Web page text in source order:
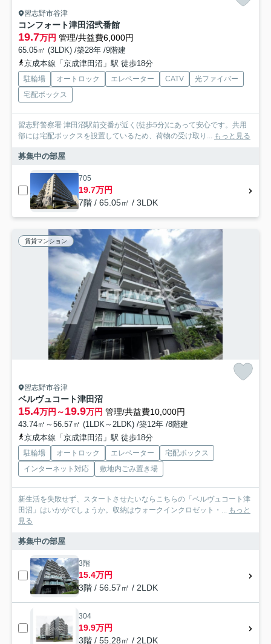
習志野市谷津
コンフォート津田沼弐番館
19.7万円 管理/共益費6,000円
65.05㎡ (3LDK) /築28年 /9階建
京成本線「京成津田沼」駅 徒歩18分
駐輪場 オートロック エレベーター CATV
光ファイバー
宅配ボックス
習志野警察署 津田沼駅前交番が近く(徒歩5分)にあって安心です。共用
部には宅配ボックスを設置しているため、荷物の受け取り...
もっと見る
募集中の部屋
705
19.7万円
7階 / 65.05㎡ / 3LDK
賃貸マンション
習志野市谷津
ベルヴュコート津田沼
15.4万円～19.9万円 管理/共益費10,000円
43.74㎡～56.57㎡ (1LDK～2LDK) /築12年 /8階建
京成本線「京成津田沼」駅 徒歩18分
駐輪場 オートロック エレベーター
宅配ボックス
インターネット対応
敷地内ごみ置き場
新生活を失敗せず、スタートさせたいならこちらの「ベルヴュコート津
田沼」はいかがでしょうか。収納はウォークインクロゼット・...
もっと
見る
募集中の部屋
3階
15.4万円
3階 / 56.57㎡ / 2LDK
304
19.9万円
3階 / 55.28㎡ / 2LDK